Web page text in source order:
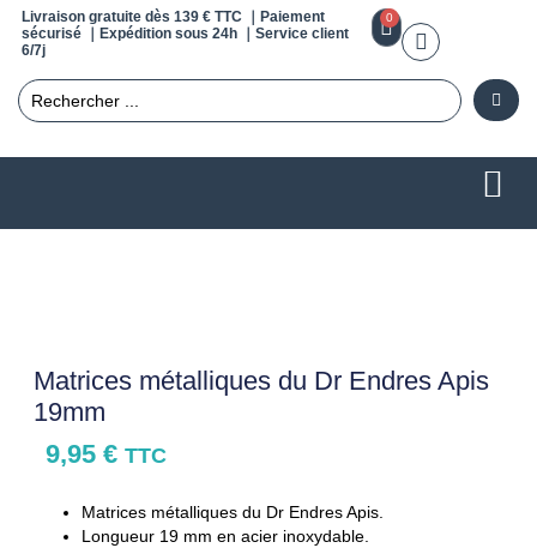
Livraison gratuite dès 139 € TTC ｜Paiement
sécurisé ｜Expédition sous 24h ｜Service client
6/7j
0
Matrices métalliques du Dr Endres Apis
19mm
9,95 € TTC
Matrices métalliques du Dr Endres Apis.
Longueur 19 mm en acier inoxydable.